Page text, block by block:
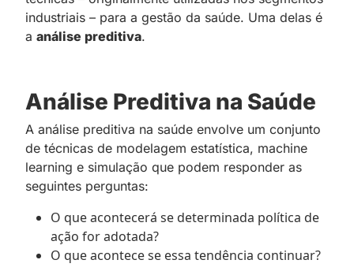
industriais – para a gestão da saúde. Uma delas é
a análise preditiva.
Análise Preditiva na Saúde
A análise preditiva na saúde envolve um conjunto
de técnicas de modelagem estatística, machine
learning e simulação que podem responder as
seguintes perguntas:
O que acontecerá se determinada política de
ação for adotada?
O que acontece se essa tendência continuar?